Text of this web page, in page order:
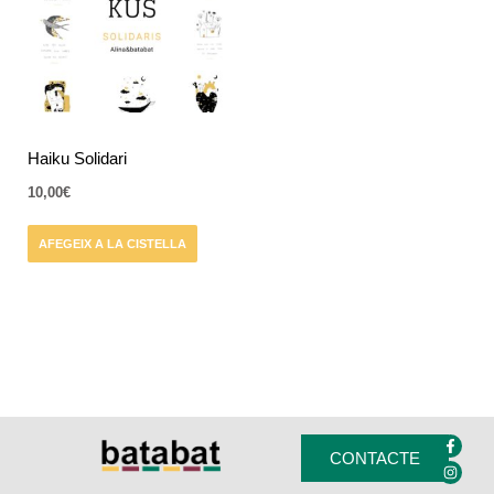
Haiku Solidari
10,00€
AFEGEIX A LA CISTELLA
CONTACTE
F
a
c
e
I
n
s
t